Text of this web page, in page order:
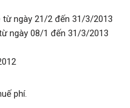
từ ngày 21/2 đến 31/3/2013
ngày 08/1 đến 31/3/2013
phí.